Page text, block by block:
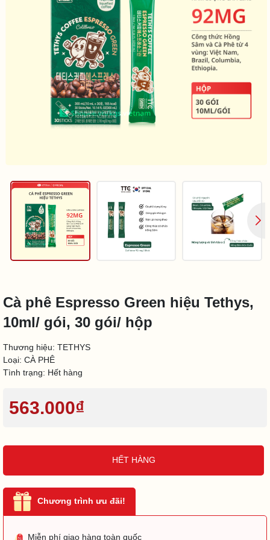
Cà phê Espresso Green hiệu Tethys,
10ml/ gói, 30 gói/ hộp
Thương hiệu: TETHYS
Loại: CÀ PHÊ
Tình trạng: Hết hàng
563.000₫
HẾT HÀNG
Chương trình ưu đãi!
Miễn phí giao hàng toàn quốc